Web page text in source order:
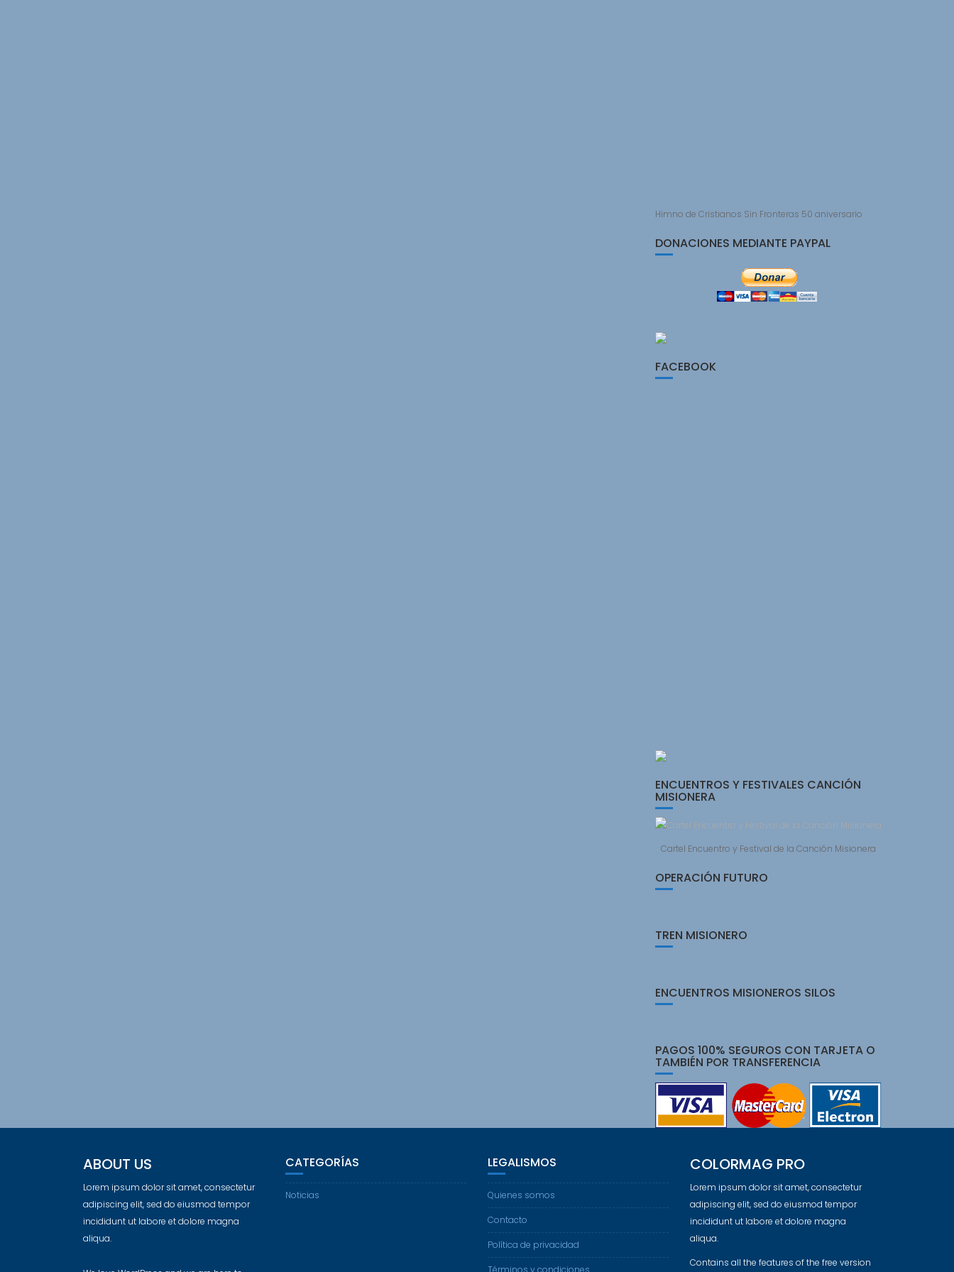
Himno de Cristianos Sin Fronteras 50 aniversario
DONACIONES MEDIANTE PAYPAL
FACEBOOK
ENCUENTROS Y FESTIVALES CANCIÓN
MISIONERA
Cartel Encuentro y Festival de la Canción Misionera
OPERACIÓN FUTURO
TREN MISIONERO
ENCUENTROS MISIONEROS SILOS
PAGOS 100% SEGUROS CON TARJETA O
TAMBIÉN POR TRANSFERENCIA
ABOUT US
Lorem ipsum dolor sit amet, consectetur
adipiscing elit, sed do eiusmod tempor
incididunt ut labore et dolore magna
aliqua.
CATEGORÍAS
Noticias
LEGALISMOS
Quienes somos
Contacto
Política de privacidad
Términos y condiciones
COLORMAG PRO
Lorem ipsum dolor sit amet, consectetur
adipiscing elit, sed do eiusmod tempor
incididunt ut labore et dolore magna
aliqua.
Contains all the features of the free version